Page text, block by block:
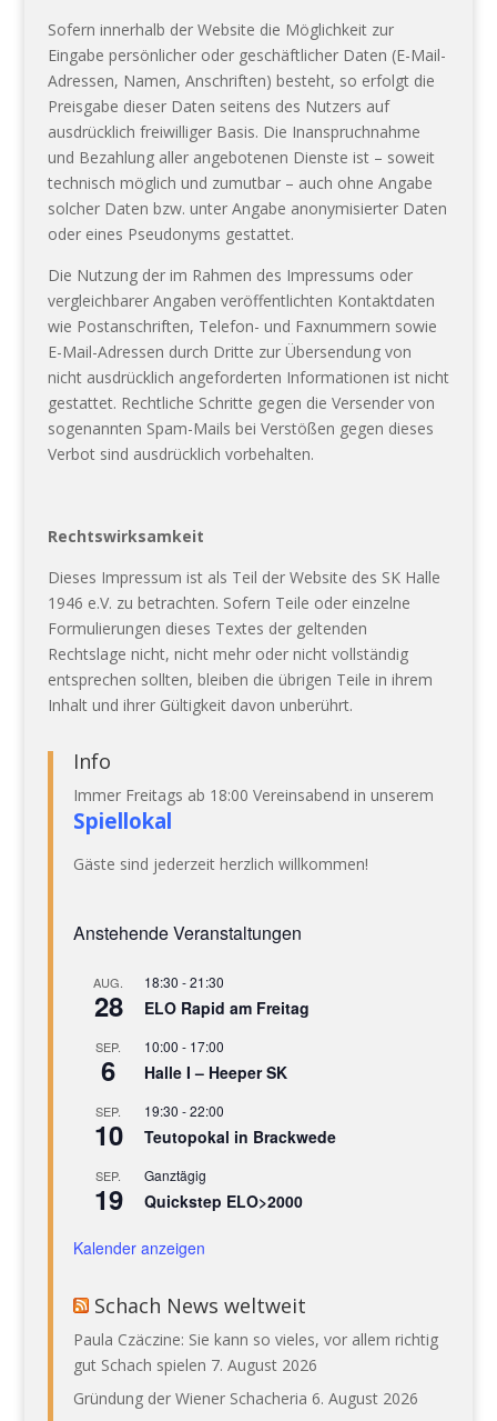
Sofern innerhalb der Website die Möglichkeit zur
Eingabe persönlicher oder geschäftlicher Daten (E-Mail-
Adressen, Namen, Anschriften) besteht, so erfolgt die
Preisgabe dieser Daten seitens des Nutzers auf
ausdrücklich freiwilliger Basis. Die Inanspruchnahme
und Bezahlung aller angebotenen Dienste ist – soweit
technisch möglich und zumutbar – auch ohne Angabe
solcher Daten bzw. unter Angabe anonymisierter Daten
oder eines Pseudonyms gestattet.
Die Nutzung der im Rahmen des Impressums oder
vergleichbarer Angaben veröffentlichten Kontaktdaten
wie Postanschriften, Telefon- und Faxnummern sowie
E-Mail-Adressen durch Dritte zur Übersendung von
nicht ausdrücklich angeforderten Informationen ist nicht
gestattet. Rechtliche Schritte gegen die Versender von
sogenannten Spam-Mails bei Verstößen gegen dieses
Verbot sind ausdrücklich vorbehalten.
Rechtswirksamkeit
Dieses Impressum ist als Teil der Website des SK Halle
1946 e.V. zu betrachten. Sofern Teile oder einzelne
Formulierungen dieses Textes der geltenden
Rechtslage nicht, nicht mehr oder nicht vollständig
entsprechen sollten, bleiben die übrigen Teile in ihrem
Inhalt und ihrer Gültigkeit davon unberührt.
Info
Immer Freitags ab 18:00 Vereinsabend in unserem
Spiellokal
Gäste sind jederzeit herzlich willkommen!
Anstehende Veranstaltungen
AUG.
28
18:30 -21:30
ELO Rapid am Freitag
SEP.
6
10:00 - 17:00
Halle I – Heeper SK
SEP.
10
19:30 -22:00
Teutopokal in Brackwede
SEP.
19
Ganztägig
Quickstep ELO>2000
Kalender anzeigen
Schach News weltweit
Paula Czäczine: Sie kann so vieles, vor allem richtig
gut Schach spielen 7. August 2026
Gründung der Wiener Schacheria 6. August 2026